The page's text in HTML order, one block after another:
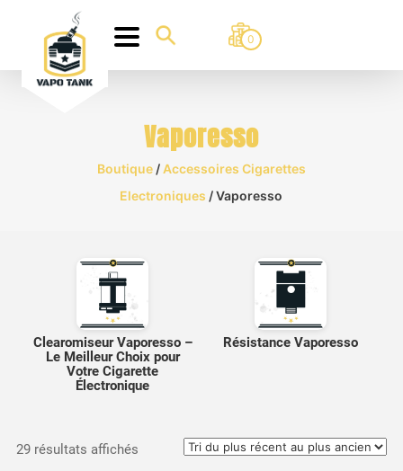
0
Vaporesso
Boutique/ Accessoires Cigarettes
Electroniques / Vaporesso
Clearomiseur Vaporesso –
Le Meilleur Choix pour
Votre Cigarette
Électronique
Résistance Vaporesso
29 résultats affichésTrié